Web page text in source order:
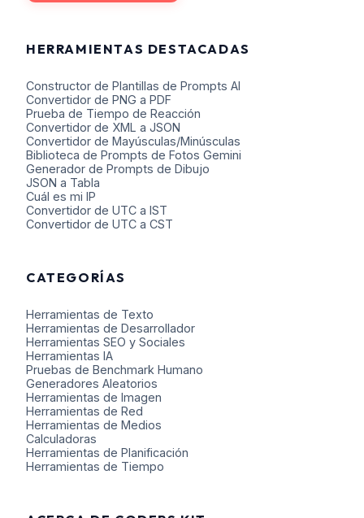
HERRAMIENTAS DESTACADAS
Constructor de Plantillas de Prompts AI
Convertidor de PNG a PDF
Prueba de Tiempo de Reacción
Convertidor de XML a JSON
Convertidor de Mayúsculas/Minúsculas
Biblioteca de Prompts de Fotos Gemini
Generador de Prompts de Dibujo
JSON a Tabla
Cuál es mi IP
Convertidor de UTC a IST
Convertidor de UTC a CST
CATEGORÍAS
Herramientas de Texto
Herramientas de Desarrollador
Herramientas SEO y Sociales
Herramientas IA
Pruebas de Benchmark Humano
Generadores Aleatorios
Herramientas de Imagen
Herramientas de Red
Herramientas de Medios
Calculadoras
Herramientas de Planificación
Herramientas de Tiempo